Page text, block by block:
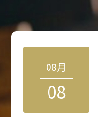
08月
08